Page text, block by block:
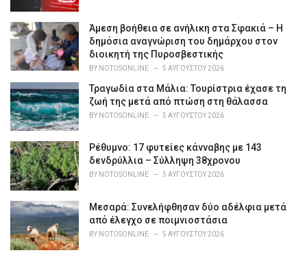
Άμεση βοήθεια σε ανήλικη στα Σφακιά – Η
δημόσια αναγνώριση του δημάρχου στον
διοικητή της Πυροσβεστικής
BY NOTOSONLINE 5 ΑΥΓΟΎΣΤΟΥ 2026
Τραγωδία στα Μάλια: Τουρίστρια έχασε τη
ζωή της μετά από πτώση στη θάλασσα
BY NOTOSONLINE 5 ΑΥΓΟΎΣΤΟΥ 2026
Ρέθυμνο: 17 φυτείες κάνναβης με 143
δενδρύλλια – Σύλληψη 38χρονου
BY NOTOSONLINE 5 ΑΥΓΟΎΣΤΟΥ 2026
Μεσαρά: Συνελήφθησαν δύο αδέλφια μετά
από έλεγχο σε ποιμνιοστάσια
BY NOTOSONLINE 5 ΑΥΓΟΎΣΤΟΥ 2026